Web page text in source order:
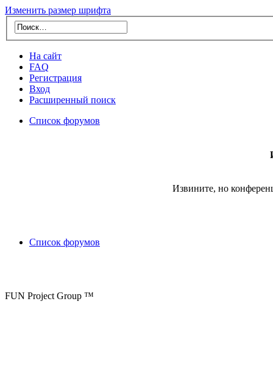
Изменить размер шрифта
На сайт
FAQ
Регистрация
Вход
Расширенный поиск
Список форумов
Извините, но
Список форумов
FUN Project Group ™